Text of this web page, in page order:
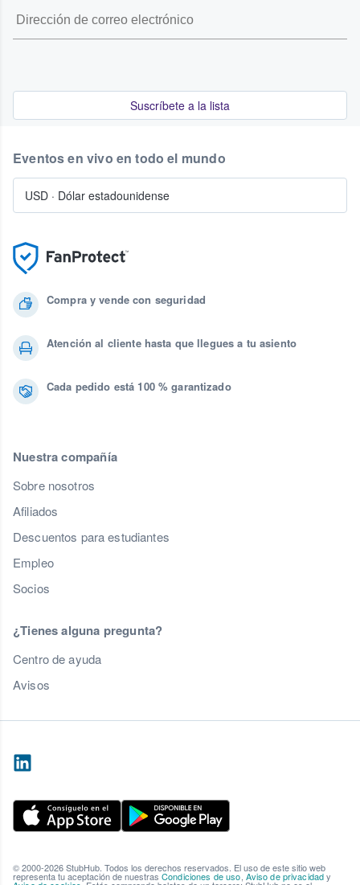
Suscríbete a la lista
Compra y vende con seguridad
Atención al cliente hasta que llegues a tu asiento
Cada pedido está 100 % garantizado
Nuestra compañía
Sobre nosotros
Afiliados
Descuentos para estudiantes
Empleo
Socios
¿Tienes alguna pregunta?
Centro de ayuda
Avisos
Eventos en vivo en todo el mundo
USD · Dólar estadounidense
© 2000-2026 StubHub. Todos los derechos reservados. El uso de este sitio web
representa tu aceptación de nuestras Condiciones de uso, Aviso de privacidady